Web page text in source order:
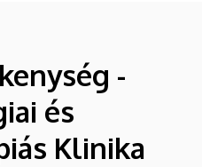
-
és
Klinika